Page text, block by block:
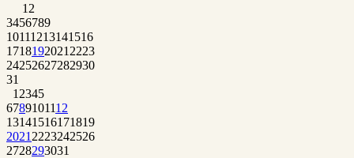
1 2
3456789
10111213141516
1718192021 2223
24252627282930
31
1 2345
6789101112
13141516171819
2021 2223242526
2728293031